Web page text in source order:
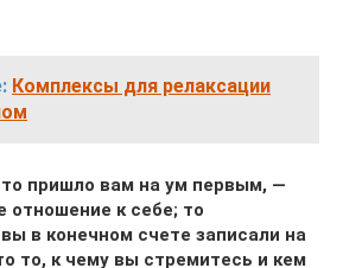
Комплексы для релаксации
пришло вам на ум первым, —
отношение к себе; то
в конечном счете записали на
то, к чему вы стремитесь и кем